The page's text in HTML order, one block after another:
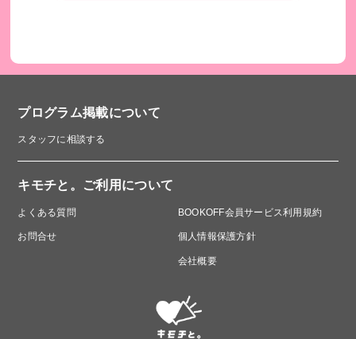
ます。
プログラム掲載について
スタッフに相談する
キモチと。ご利用について
よくある質問
お問合せ
BOOKOFF会員サービス利用規約
個人情報保護方針
会社概要